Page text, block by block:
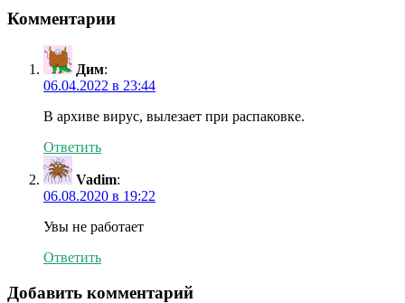
Комментарии
Дим:
06.04.2022 в 23:44
В архиве вирус, вылезает при распаковке.
Ответить
Vadim:
06.08.2020 в 19:22
Увы не работает
Ответить
Добавить комментарий